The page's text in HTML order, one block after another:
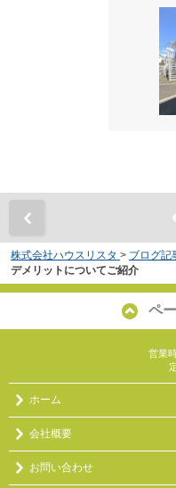
株式会社ハウスリスタ > ブログ記
デメリットについてご紹介
ペ
営業
ホーム
会社概要
お問い合わせ